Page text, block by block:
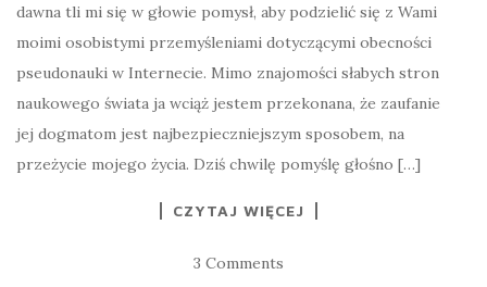
dawna tli mi się w głowie pomysł, aby podzielić się z Wami
moimi osobistymi przemyśleniami dotyczącymi obecności
pseudonauki w Internecie. Mimo znajomości słabych stron
naukowego świata ja wciąż jestem przekonana, że zaufanie
jej dogmatom jest najbezpieczniejszym sposobem, na
przeżycie mojego życia. Dziś chwilę pomyślę głośno […]
CZYTAJ WIĘCEJ
3 Comments